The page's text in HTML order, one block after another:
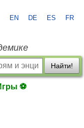
EN DE ES FR
Найти!
⚽